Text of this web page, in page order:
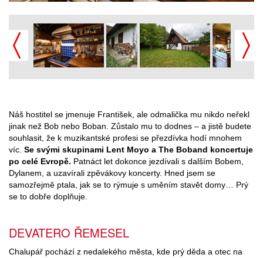
Náš hostitel se jmenuje František, ale odmalička mu nikdo neřekl
jinak než Bob nebo Boban. Zůstalo mu to dodnes – a jistě budete
souhlasit, že k muzikantské profesi se přezdívka hodí mnohem
víc. Se svými skupinami Lent Moyo a The Boband koncertuje
po celé Evropě. Patnáct let dokonce jezdívali s dalším Bobem,
Dylanem, a uzavírali zpěvákovy koncerty. Hned jsem se
samozřejmě ptala, jak se to rýmuje s uměním stavět domy… Prý
se to dobře doplňuje.
DEVATERO ŘEMESEL
Chalupář pochází z nedalekého města, kde prý děda a otec na